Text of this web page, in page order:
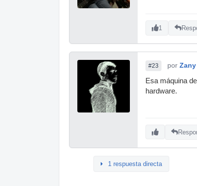
1
#23 por
Esa máquina
hardware.
1 respuesta directa